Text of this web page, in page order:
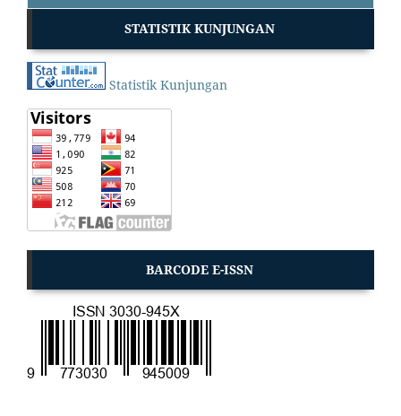
STATISTIK KUNJUNGAN
Statistik Kunjungan
BARCODE E-ISSN